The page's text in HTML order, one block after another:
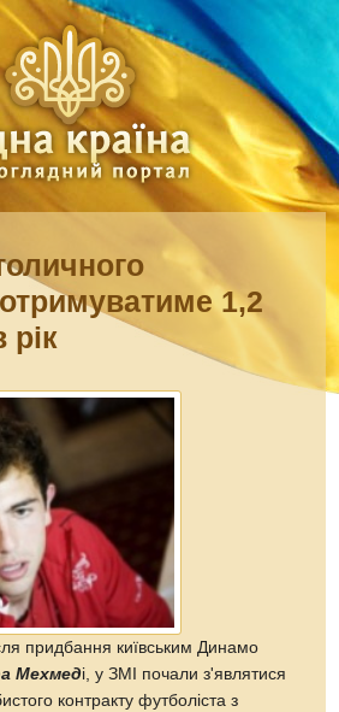
1,2
придбання київським Динамо
Мехмеді, у ЗМІ почали з'являтися
контракту футболіста з